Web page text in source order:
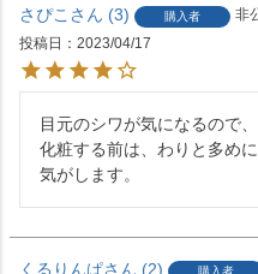
さぴこ 3 購入者
非
投稿日
2023/04/17
目元のシワが気になるので
化粧する前は、わりと多め
気がします。
くるりんぱ 2 購入者